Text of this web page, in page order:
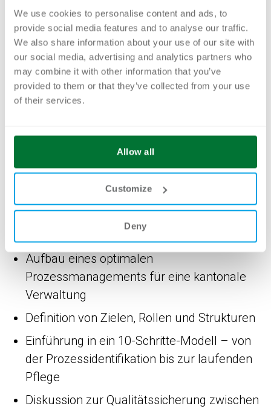
We use cookies to personalise content and ads, to
provide social media features and to analyse our traffic.
We also share information about your use of our site with
our social media, advertising and analytics partners who
may combine it with other information that you’ve
provided to them or that they’ve collected from your use
of their services.
Allow all
Customize
Deny
vermitteln und den Rahmen für die künftige
Zusammenarbeit zu schaffen.
Im Vorfeld erhob brix die Bedürfnisse,
Erfahrungen und Erwartungen der
Teilnehmenden, um den Workshop praxisnah
Der Workshop vermittelte zentrale Themen
des Prozessmanagements:
Aufbau eines optimalen
Prozessmanagements für eine kantonale
Verwaltung
Definition von Zielen, Rollen und Strukturen
Einführung in ein 10-Schritte-Modell – von
der Prozessidentifikation bis zur laufenden
Pflege
Diskussion zur Qualitätssicherung zwischen